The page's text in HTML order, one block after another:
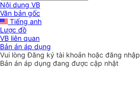
Nội dung VB
Văn bản gốc
Tiếng anh
Lược đồ
VB liên quan
Bản án áp dụng
Vui lòngĐăng ký tài khoản hoặc đăng nhập
Bản án áp dụng đang được cập nhật